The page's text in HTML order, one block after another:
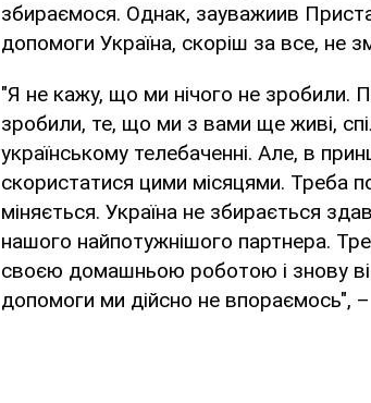
збираємося. Однак, зауважиив
допомоги Україна, скоріш за все, не
"Я не кажу, що ми нічого не
зробили, те, що ми з вами ще живі,
українському телебаченні. Але, в
скористатися цими місяцями. Треба
міняється. Україна не збирається
нашого найпотужнішого партнера.
своєю домашньою роботою і знову
допомоги ми дійсно не впораємось",